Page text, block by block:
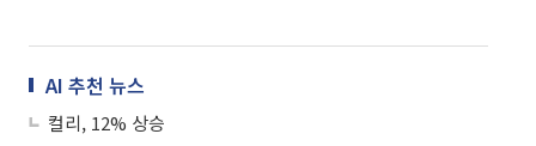
AI 추천 뉴스
컬리, 12% 상승